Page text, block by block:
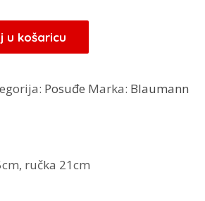
KM.
17,00 KM.
u košaricu
Posuđe Marka: Blaumann
ručka 21cm